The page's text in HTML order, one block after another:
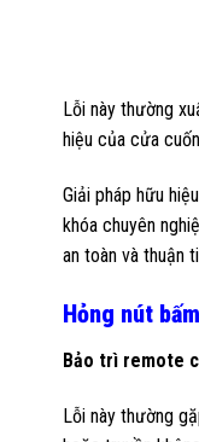
Lỗi này thường
hiệu của cửa
Giải pháp hữu
khóa chuyên
an toàn và thuận
Hỏng nút
Bảo trì remote
Lỗi này thường